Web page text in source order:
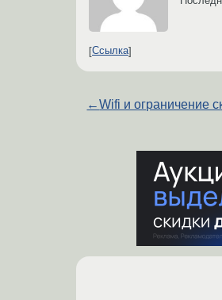
Ссылка
←Wifi и ограничение